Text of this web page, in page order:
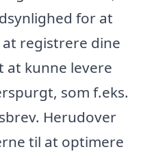
for at
registrere dine
at kunne levere
som f.eks.
Herudover
til at optimere